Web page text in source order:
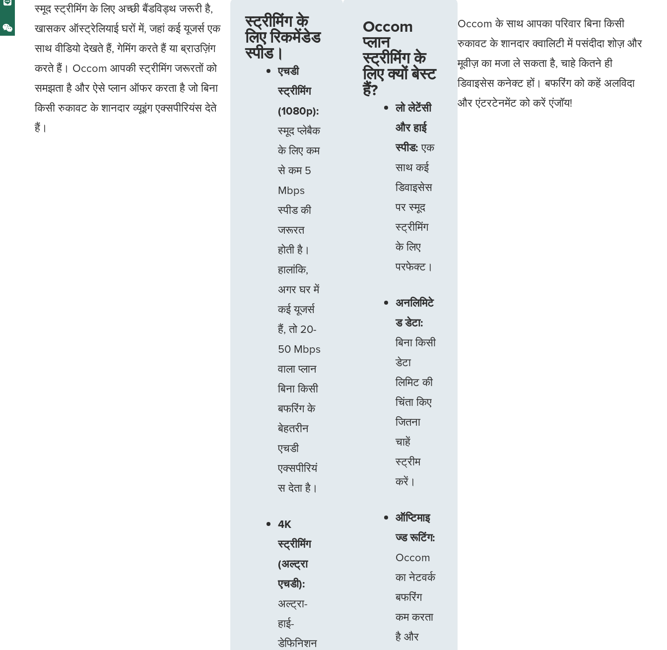
स्मूद स्ट्रीमिंग के लिए अच्छी बैंडविड्थ जरूरी है,
खासकर ऑस्ट्रेलियाई घरों में, जहां कई यूजर्स एक
साथ वीडियो देखते हैं, गेमिंग करते हैं या ब्राउज़िंग
करते हैं। Occom आपकी स्ट्रीमिंग जरूरतों को
समझता है और ऐसे प्लान ऑफर करता है जो बिना
किसी रुकावट के शानदार व्यूइंग एक्सपीरियंस देते
हैं।
स्ट्रीमिंग के
लिए रिकमेंडेड
स्पीड।
एचडी
स्ट्रीमिंग
(1080p):
स्मूद प्लेबैक
के लिए कम
से कम 5
Mbps
स्पीड की
जरूरत
होती है।
हालांकि,
अगर घर में
कई यूजर्स
हैं, तो 20-
50 Mbps
वाला प्लान
बिना किसी
बफरिंग के
बेहतरीन
एचडी
एक्सपीरियं
स देता है।
4K
स्ट्रीमिंग
(अल्ट्रा
एचडी):
अल्ट्रा-
हाई-
डेफिनिशन
Occom
प्लान
स्ट्रीमिंग के
लिए क्यों बेस्ट
हैं?
लो लेटेंसी
और हाई
स्पीड:एक
साथ कई
डिवाइसेस
पर स्मूद
स्ट्रीमिंग
के लिए
परफेक्ट।
अनलिमिटे
ड डेटा:
बिना किसी
डेटा
लिमिट की
चिंता किए
जितना
चाहें
स्ट्रीम
करें।
ऑप्टिमाइ
ज्ड रूटिंग:
Occom
का नेटवर्क
बफरिंग
कम करता
है और
Occom के साथ आपका परिवार बिना किसी
रुकावट के शानदार क्वालिटी में पसंदीदा शोज़ और
मूवीज़ का मजा ले सकता है, चाहे कितने ही
डिवाइसेस कनेक्ट हों। बफरिंग को कहें अलविदा
और एंटरटेनमेंट को करें एंजॉय!